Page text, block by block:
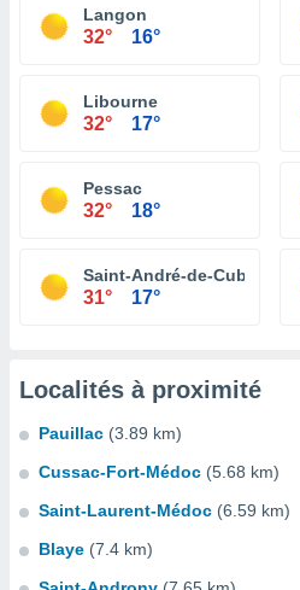
Langon
32° 16°
Libourne
32° 17°
Pessac
32° 18°
Saint-André-de-Cubzac
31° 17°
Localités à proximité
Pauillac (3.89 km)
Cussac-Fort-Médoc (5.68 km)
Saint-Laurent-Médoc (6.59 km)
Blaye (7.4 km)